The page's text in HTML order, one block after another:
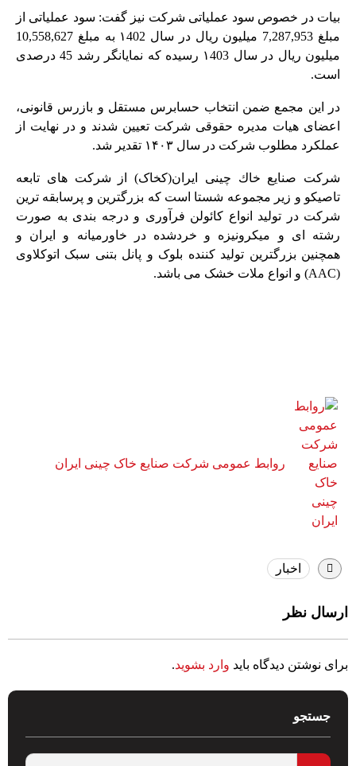
بیات در خصوص سود عملیاتی شرکت نیز گفت: سود عملیاتی از
مبلغ 7,287,953 میلیون ریال در سال ۱402 به مبلغ 10,558,627
میلیون ریال در سال ۱403 رسیده که نمایانگر رشد 45 درصدی
است.
در این مجمع ضمن انتخاب حسابرس مستقل و بازرس قانونی،
اعضای هیات مدیره حقوقی شرکت تعیین شدند و در نهایت از
عملکرد مطلوب شرکت در سال ۱۴۰۳ تقدیر شد.
شركت صنايع خاك چینی ايران(کخاک) از شرکت های تابعه
تاصیکو و زیر مجموعه شستا است که بزرگترین و پرسابقه ترین
شرکت در تولید انواع کائولن فرآوری و درجه بندی به صورت
رشته ای و میکرونیزه و خردشده در خاورمیانه و ایران و
همچنین بزرگترین تولید کننده بلوک و پانل بتنی سبک اتوکلاوی
(AAC) و انواع ملات خشک می باشد.
روابط عمومی شرکت صنایع خاک چینی ایران
اخبار
ارسال نظر
برای نوشتن دیدگاه باید وارد بشوید.
جستجو